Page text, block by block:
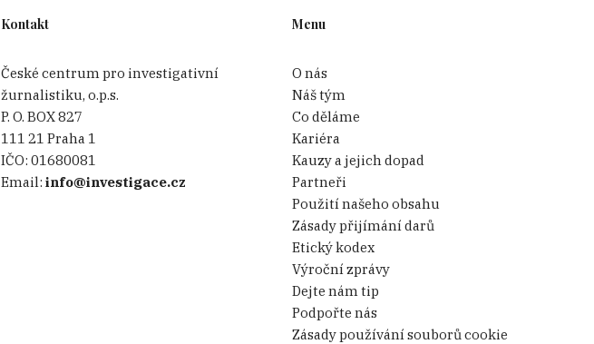
Kontakt
České centrum pro investigativní
žurnalistiku, o.p.s.
P. O. BOX 827
111 21 Praha 1
IČO: 01680081
Email: info@investigace.cz
Menu
O nás
Náš tým
Co děláme
Kariéra
Kauzy a jejich dopad
Partneři
Použití našeho obsahu
Zásady přijímání darů
Etický kodex
Výroční zprávy
Dejte nám tip
Podpořte nás
Zásady používání souborů cookie